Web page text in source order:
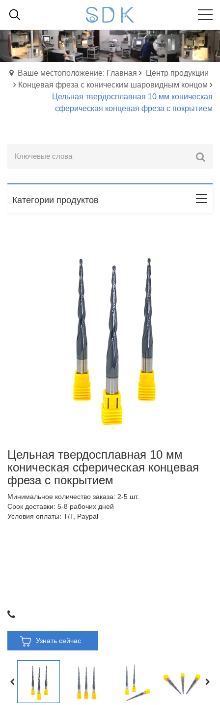
Ваше местоположение: Главная
Центр продукции
Концевая фреза с коническим шаровидным концом
Цельная твердосплавная 10 мм коническая
сферическая концевая фреза с покрытием
Категории продуктов
Цельная твердосплавная 10 мм
коническая сферическая концевая
фреза с покрытием
Минимальное количество заказа: 2-5 шт.
Срок доставки: 5-8 рабочих дней
Условия оплаты: T/T, Paypal
Узнать сейчас